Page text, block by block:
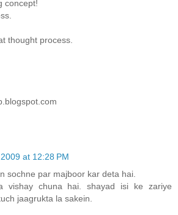
concept!
thought process.
at 12:28 PM
sochne par majboor kar deta hai.
vishay chuna hai. shayad isi ke zariye
jaagrukta la sakein.